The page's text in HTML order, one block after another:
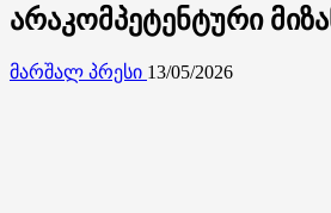
არაკომპეტენტური
მარშალ პრესი 13/05/2026